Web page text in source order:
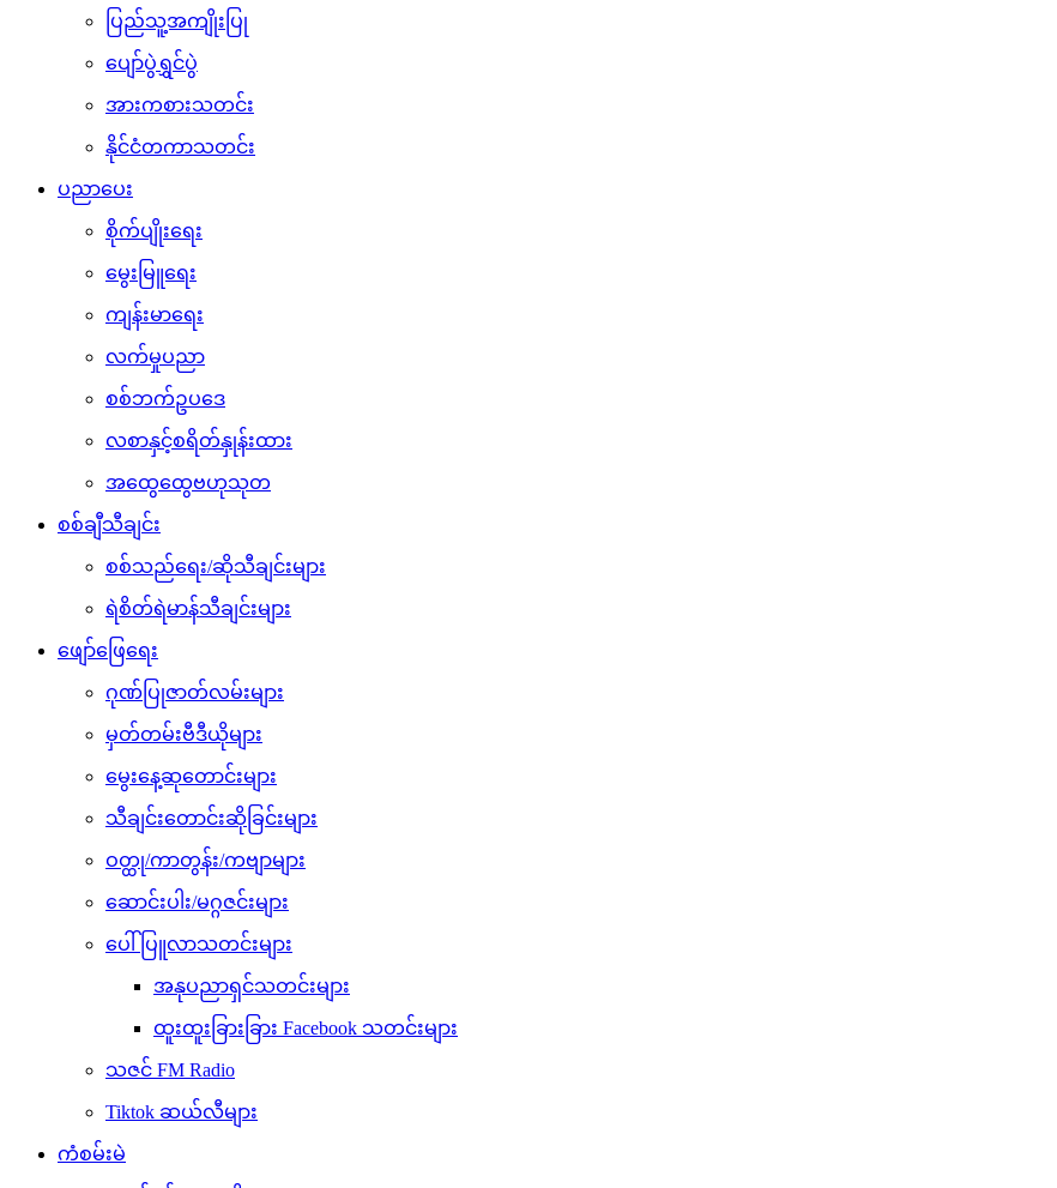
ပြည်သူ့အကျိုးပြု
ပျော်ပွဲရွှင်ပွဲ
အားကစားသတင်း
နိုင်ငံတကာသတင်း
ပညာပေး
စိုက်ပျိုးရေး
မွေးမြူရေး
ကျန်းမာရေး
လက်မှုပညာ
စစ်ဘက်ဥပဒေ
လစာနှင့်စရိတ်နှုန်းထား
အထွေထွေဗဟုသုတ
စစ်ချီသီချင်း
စစ်သည်ရေး/ဆိုသီချင်းများ
ရဲစိတ်ရဲမာန်သီချင်းများ
ဖျော်ဖြေရေး
ဂုဏ်ပြုဇာတ်လမ်းများ
မှတ်တမ်းဗီဒီယိုများ
မွေးနေ့ဆုတောင်းများ
သီချင်းတောင်းဆိုခြင်းများ
ဝတ္ထု/ကာတွန်း/ကဗျာများ
ဆောင်းပါး/မဂ္ဂဇင်းများ
ပေါ်ပြူလာသတင်းများ
အနုပညာရှင်သတင်းများ
ထူးထူးခြားခြား Facebook သတင်းများ
သဇင် FM Radio
Tiktok ဆယ်လီများ
ကံစမ်းမဲ